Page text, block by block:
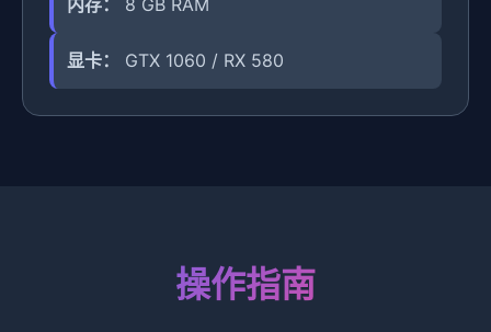
内存： 8 GB RAM
显卡： GTX 1060 / RX 580
操作指南